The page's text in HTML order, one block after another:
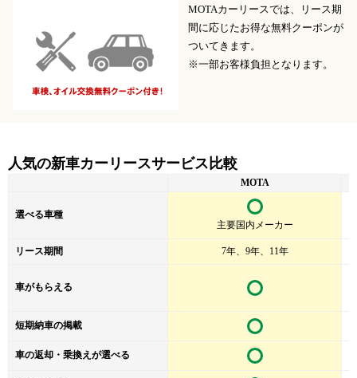
スペーシアギアのWLTCモードによるカタログ燃費は以下のとおり
グレード 駆動方式
カタログ燃費
19.8
19.2
■スペーシアギアの安全装備について
スペーシアギアには登場時から全車にスズキの予防安全技術「スズ
キ セーフティ サポート」が標準装備されています。
また、2020年8月の改良では運転支援機能の追加をおこない、2021年
12月の仕様変更では車線からの逸脱を抑制する機能を追加するな
MOTAカーリースでは、リース期
間に応じたお得な無料クーポンが
ついてきます。
※一部お客様負担となります。
人気の新車カーリースサービス比較
MOTA
選べる車種
主要国内メーカー
リース期間 7年、9年、11年
車がもらえる
短期納車の掲載
車の返却・乗換えが選べる